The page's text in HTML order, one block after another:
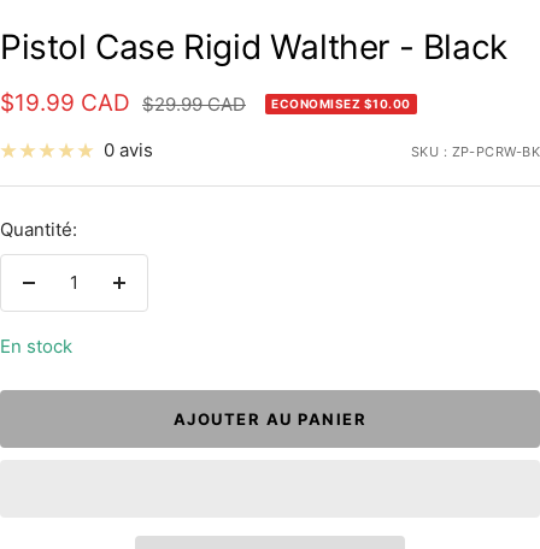
au
slide
au
slide
2
Pistol Case Rigid Walther - Black
Prix
de
vente
$19.99 CAD Prix
$29.99 CAD ECONOMISEZ $10.00
0 avis SKU : ZP-PCRW-BK
Quantité:
Réduire
quantité
Augmenter
En stock
AJOUTER AU PANIER